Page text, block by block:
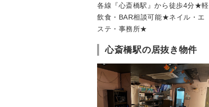
各線『心斎橋駅』から徒歩4分★軽
飲食・BAR相談可能★ネイル・エ
ステ・事務所★
心斎橋駅の居抜き物件